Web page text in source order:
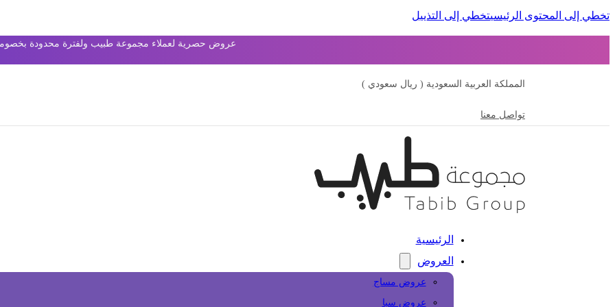
تخطي إلى المحتوى الرئيسيتخطي إلى التذييل
عروض حصرية لعملاء مجموعة طبيب ولفترة محدودة بخصومات
المملكة العربية السعودية ( ريال سعودي )
تواصل معنا
الرئيسية
العروض
عروض مساج
عروض سبا